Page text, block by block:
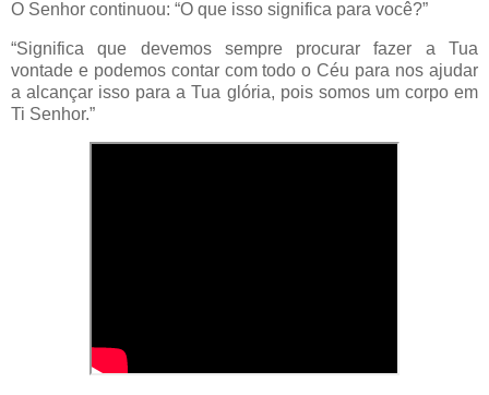
O Senhor continuou: “O que isso significa para você?”
“Significa que devemos sempre procurar fazer a Tua
vontade e podemos contar com todo o Céu para nos ajudar
a alcançar isso para a Tua glória, pois somos um corpo em
Ti Senhor.”